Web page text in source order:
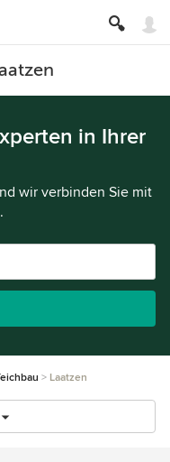
in Ihrer
wir verbinden Sie mit
Laatzen